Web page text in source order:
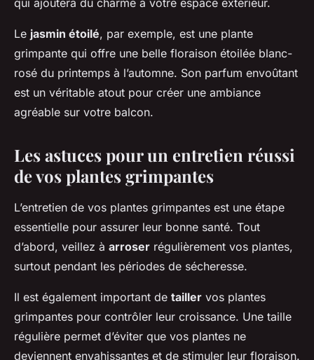
qui ajoutera du charme à votre espace extérieur.
Le jasmin étoilé, par exemple, est une plante
grimpante qui offre une belle floraison étoilée blanc-
rosé du printemps à l’automne. Son parfum envoûtant
est un véritable atout pour créer une ambiance
agréable sur votre balcon.
Les astuces pour un entretien réussi
de vos plantes grimpantes
L’entretien de vos plantes grimpantes est une étape
essentielle pour assurer leur bonne santé. Tout
d’abord, veillez à arroser régulièrement vos plantes,
surtout pendant les périodes de sécheresse.
Il est également important de tailler vos plantes
grimpantes pour contrôler leur croissance. Une taille
régulière permet d’éviter que vos plantes ne
deviennent envahissantes et de stimuler leur floraison.